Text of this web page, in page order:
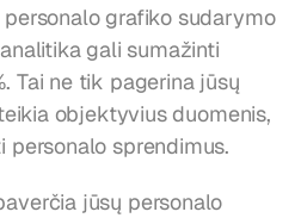
grafiko sudarymo
gali sumažinti
Tai ne tik pagerina jūsų
objektyvius duomenis,
sprendimus.
jūsų personalo